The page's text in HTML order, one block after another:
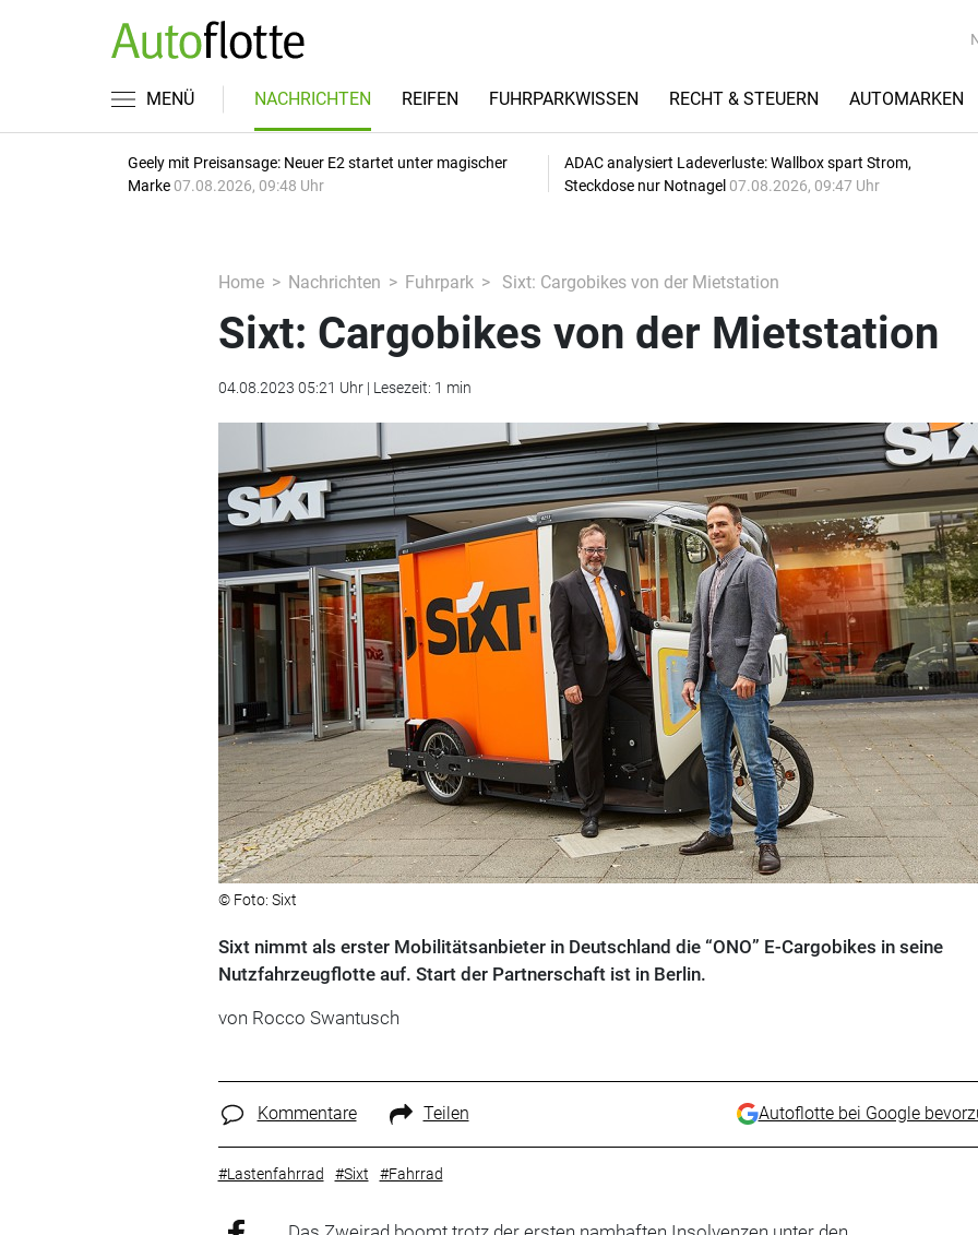
MENÜ NACHRICHTEN REIFEN FUHRPARKWISSEN RECHT & STEUERN AUTOMARKEN
Geely mit Preisansage: Neuer E2 startet unter magischer
Marke 07.08.2026, 09:48 Uhr
ADAC analysiert Ladeverluste: Wallbox spart Strom,
Steckdose nur Notnagel 07.08.2026, 09:47 Uhr
Home Nachrichten Fuhrpark Sixt: Cargobikes von der Mietstation
Sixt: Cargobikes von der Mietstation
04.08.2023 05:21 Uhr | Lesezeit: 1 min
© Foto: Sixt
Sixt nimmt als erster Mobilitätsanbieter in Deutschland die “ONO” E-Cargobikes in seine
Nutzfahrzeugflotte auf. Start der Partnerschaft ist in Berlin.
von Rocco Swantusch
Kommentare Teilen Autoflotte bei Google
#Lastenfahrrad #Sixt #Fahrrad